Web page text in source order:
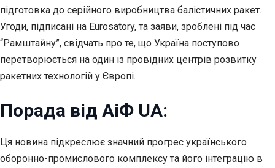
підготовка до серійного виробництва балістичних ракет.
Угоди, підписані на Eurosatory, та заяви, зроблені під час
“Рамштайну”, свідчать про те, що Україна поступово
перетворюється на один із провідних центрів розвитку
ракетних технологій у Європі.
Порада від АіФ UA:
Ця новина підкреслює значний прогрес українського
оборонно-промислового комплексу та його інтеграцію в